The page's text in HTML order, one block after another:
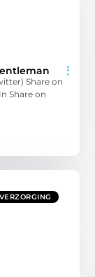
Share on
Share on